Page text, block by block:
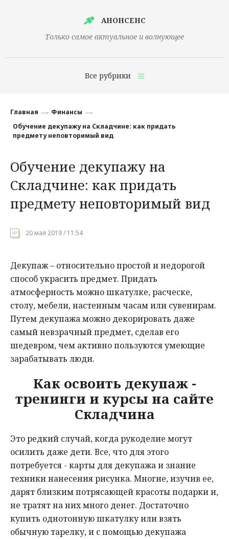
АНОНСЕНС
Только самое актуальное и волнующее
Все рубрики
Финансы
Наука
Культура
Общество
Происшествия
Главная
Финансы
Обучение декупажу на Складчине: как придать
предмету неповторимый вид
Обучение декупажу на
Складчине: как придать
предмету неповторимый вид
20 мая 2019 / 11:54
Декупаж – относительно простой и недорогой
способ украсить предмет. Придать
атмосферность можно шкатулке, расческе,
столу, мебели, настенным часам или сувенирам.
Путем декупажа можно декорировать даже
самый невзрачный предмет, сделав его
шедевром, чем активно пользуются умеющие
зарабатывать люди.
Как освоить декупаж -
тренинги и курсы на сайте
Складчина
Это редкий случай, когда рукоделие могут
осилить даже дети. Все, что для этого
потребуется - карты для декупажа и знание
техники нанесения рисунка. Многие, изучив ее,
дарят близким потрясающей красоты подарки и,
не тратят на них много денег. Достаточно
купить однотонную шкатулку или взять
обычную тарелку, и с помощью декупажа